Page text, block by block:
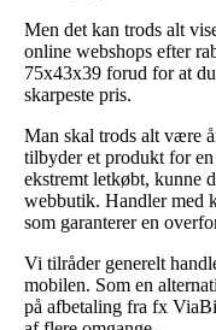
Men det kan trods alt
online webshops efter
75x43x39 forud for at
skarpeste pris.
Man skal trods alt være
tilbyder et produkt for en
ekstremt letkøbt, kunne
webbutik. Handler med
som garanterer en
Vi tilråder generelt
mobilen. Som en
på afbetaling fra fx